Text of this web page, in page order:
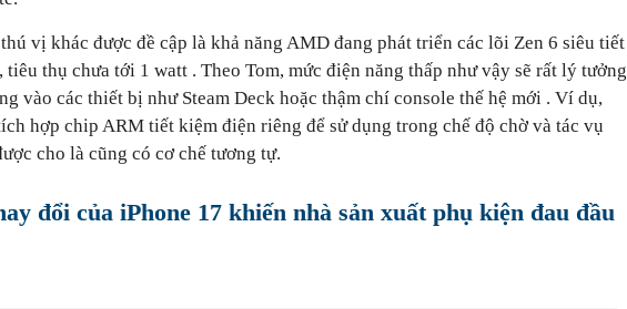
vị khác được đề cập là khả năng AMD đang phát triển các lõi Zen 6 siêu tiết
tiêu thụ chưa tới 1 watt . Theo Tom, mức điện năng thấp như vậy sẽ rất lý tưởng
vào các thiết bị như Steam Deck hoặc thậm chí console thế hệ mới . Ví dụ,
hợp chip ARM tiết kiệm điện riêng để sử dụng trong chế độ chờ và tác vụ
cho là cũng có cơ chế tương tự.
đổi của iPhone 17 khiến nhà sản xuất phụ kiện đau đầu